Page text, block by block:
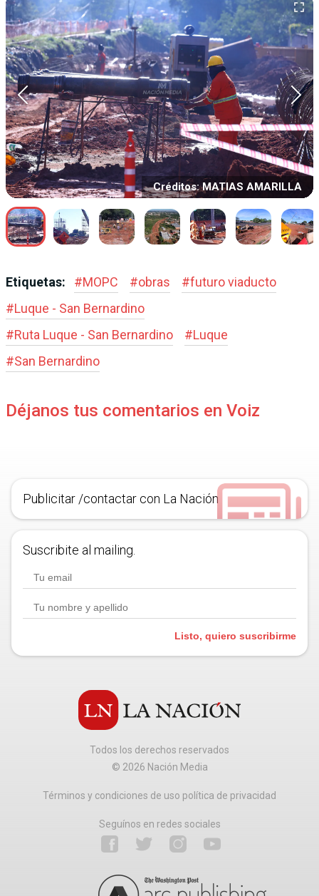
Créditos: MATIAS AMARILLA
Etiquetas: #MOPC #obras #futuro viaducto
#Luque - San Bernardino
#Ruta Luque - San Bernardino #Luque
#San Bernardino
Déjanos tus comentarios en Voiz
Publicitar /contactar con La Nación
Suscribite al mailing.
Listo, quiero suscribirme
Todos los derechos reservados
© 2026 Nación Media
Términos y condiciones de uso política de privacidad
Seguínos en redes sociales